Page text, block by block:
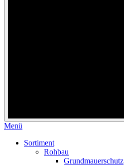
Menü
Sortiment
Rohbau
Grundmauerschutz